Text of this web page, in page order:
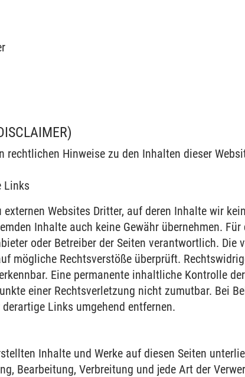
rechtlichen Hinweise zu den Inhalten dieser
Links
Websites Dritter, auf deren Inhalte wir
Inhalte auch keine Gewähr übernehmen.
oder Betreiber der Seiten verantwortlich. Die
mögliche Rechtsverstöße überprüft.
Eine permanente inhaltliche Kontrolle
einer Rechtsverletzung nicht zumutbar. Bei
Links umgehend entfernen.
Inhalte und Werke auf diesen Seiten
Bearbeitung, Verbreitung und jede Art der